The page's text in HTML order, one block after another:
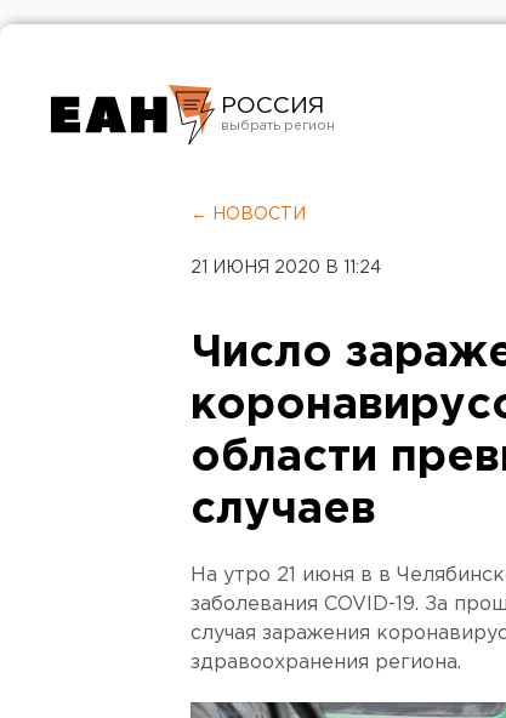
РОССИЯ
Челябинск
← НОВОСТИ
21 ИЮНЯ 2020 В 11:24
Число
области
случаев
На утро 21 июня в в
заболевания COVID-19. За
случая заражения
здравоохранения региона.